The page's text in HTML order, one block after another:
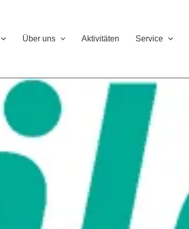
Über uns Aktivitäten Service